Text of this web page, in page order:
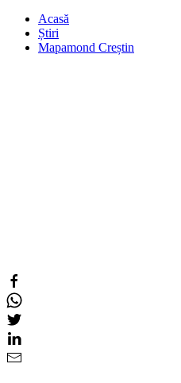
Acasă
Știri
Mapamond Creștin